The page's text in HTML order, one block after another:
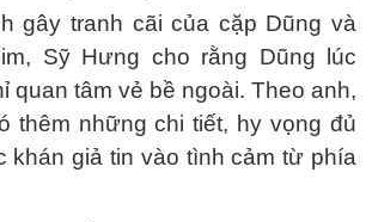
gây tranh cãi của cặp Dũng và
Sỹ Hưng cho rằng Dũng lúc
quan tâm vẻ bề ngoài. Theo anh,
thêm những chi tiết, hy vọng đủ
khán giả tin vào tình cảm từ phía